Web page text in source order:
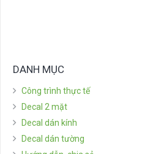
DANH MỤC
Công trình thực tế
Decal 2 mặt
Decal dán kính
Decal dán tường